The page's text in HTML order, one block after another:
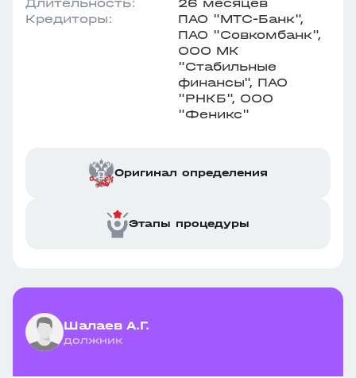
Кредиторы:
ПАО "МТС-Банк",
ПАО "Совкомбанк",
ООО МК
"Стабильные
финансы", ПАО
"РНКБ", ООО
"Феникс"
Оригинал определения
Этапы процедуры
Шалаев А.Г.
должник